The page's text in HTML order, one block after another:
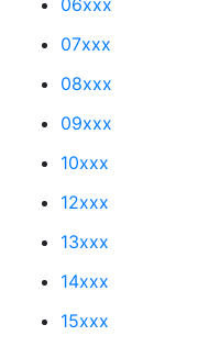
07xxx
08xxx
09xxx
10xxx
12xxx
13xxx
14xxx
15xxx